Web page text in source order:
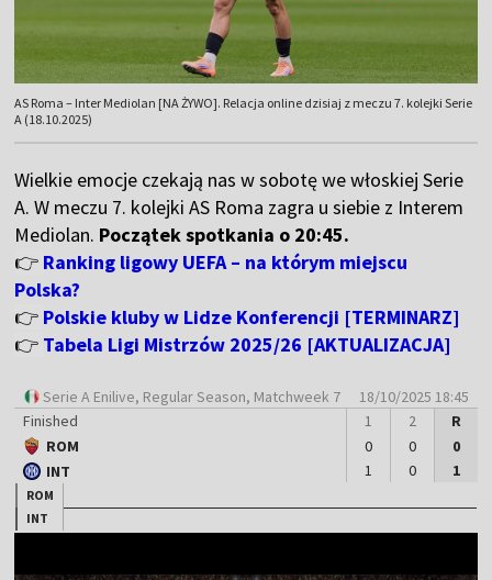
AS Roma – Inter Mediolan [NA ŻYWO]. Relacja online dzisiaj z meczu 7. kolejki Serie
A (18.10.2025)
Wielkie emocje czekają nas w sobotę we włoskiej Serie
A. W meczu 7. kolejki AS Roma zagra u siebie z Interem
Mediolan. Początek spotkania o 20:45.
👉 Ranking ligowy UEFA – na którym miejscu
Polska?
👉 Polskie kluby w Lidze Konferencji [TERMINARZ]
👉 Tabela Ligi Mistrzów 2025/26 [AKTUALIZACJA]
Serie A Enilive, Regular Season, Matchweek 7
18/10/2025 18:45
Finished
ROM
INT
1
0
1
2
0
0
R
0
1
ROM
INT